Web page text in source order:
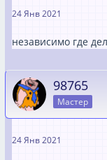
24 Янв 2021
независимо где
98765
Мастер
24 Янв 2021